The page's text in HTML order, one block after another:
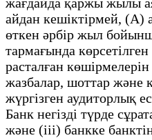
айдан кешіктірмей, (А)
өткен әрбір жыл
тармағында
расталған
жазбалар, шоттар және
жүргізген аудиторлық
Банк негізді түрде
және (iii) банкке